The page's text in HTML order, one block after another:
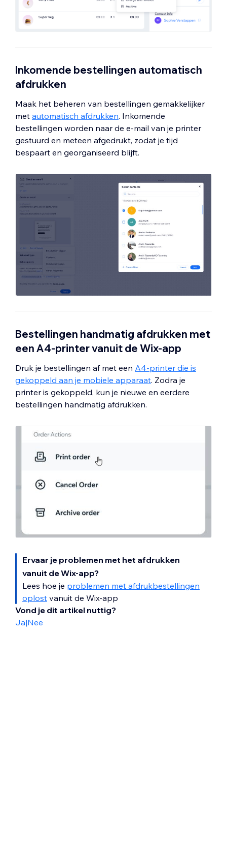
Inkomende bestellingen automatisch
afdrukken
Maak het beheren van bestellingen gemakkelijker
met automatisch afdrukken. Inkomende
bestellingen worden naar de e-mail van je printer
gestuurd en meteen afgedrukt, zodat je tijd
bespaart en georganiseerd blijft.
Bestellingen handmatig afdrukken met
een A4-printer vanuit de Wix-app
Druk je bestellingen af met een A4-printer die is
gekoppeld aan je mobiele apparaat. Zodra je
printer is gekoppeld, kun je nieuwe en eerdere
bestellingen handmatig afdrukken.
Ervaar je problemen met het afdrukken
vanuit de Wix-app?
Lees hoe je problemen met afdrukbestellingen
oplost vanuit de Wix-app
Vond je dit artikel nuttig?
Ja|Nee